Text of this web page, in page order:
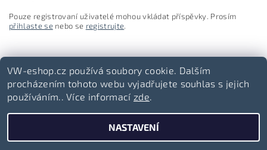
Pouze registrovaní uživatelé mohou vkládat příspěvky. Prosím
přihlaste senebo se registrujte.
Volkswagen-lifestyle.cz
2026 ©VW-eshop.cz, všechna práva vyhrazena
VW-eshop.cz používá soubory cookie. Dalším
procházením tohoto webu vyjadřujete souhlas s jejich
používáním.. Více informací zde.
NASTAVENÍ